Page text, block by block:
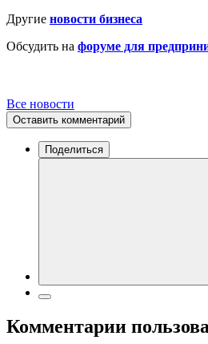
Другие новости бизнеса
Обсудить на форуме для
Все новости
Оставить комментарий
Поделиться
Комментарии